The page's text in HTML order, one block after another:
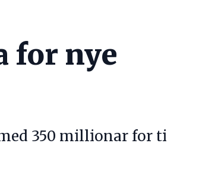
for nye
350 millionar for ti